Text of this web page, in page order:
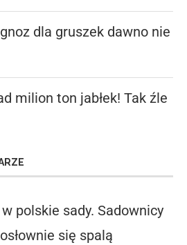
dla gruszek dawno nie
milion ton jabłek! Tak źle
w polskie sady. Sadownicy
się spalą